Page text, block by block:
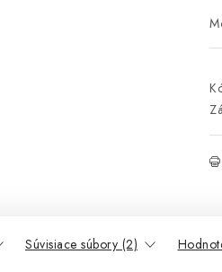
Súvisiace súbory (2)